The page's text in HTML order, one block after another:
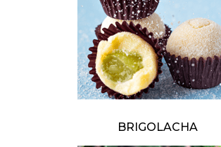
BRIGOLACHA